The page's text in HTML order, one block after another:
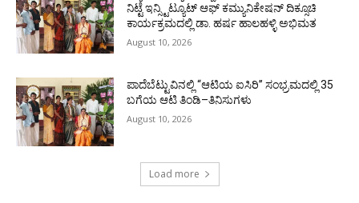
ನಿಟ್ಟೆ ಇನ್ಸ್ಟಿಟ್ಯೂಟ್ ಆಫ್ ಕಮ್ಯುನಿಕೇಷನ್ ದಿಕ್ಸೂಚಿ
ಕಾರ್ಯಕ್ರಮದಲ್ಲಿ ಡಾ. ಹರ್ಷ ಹಾಲಹಳ್ಳಿ ಅಭಿಮತ
August 10, 2026
ಪಾದೆಬೆಟ್ಟುವಿನಲ್ಲಿ “ಆಟಿಯ ಐಸಿರಿ’’ ಸಂಭ್ರಮದಲ್ಲಿ 35
ಬಗೆಯ ಆಟಿ ತಿಂಡಿ–ತಿನಿಸುಗಳು
August 10, 2026
Load more